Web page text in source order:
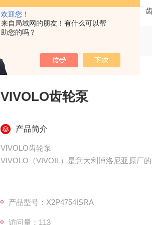
欢迎您！
来自局域网的朋友！有什么可以帮
助您的吗？
VIVOLO齿轮泵
产品简介
VIVOLO齿轮泵
VIVOLO（VIVOIL）是意大利博洛尼亚原厂
一、品牌与定位
产品型号：X2P4754ISRA
访问量：113